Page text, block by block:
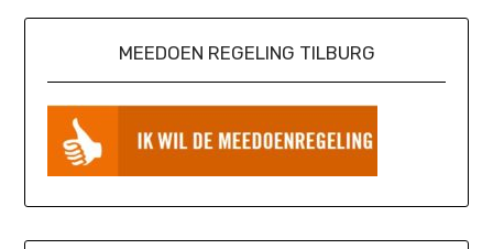
MEEDOEN REGELING TILBURG